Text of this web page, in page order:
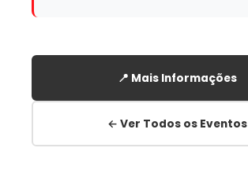
📍 Mais Informações
← Ver Todos os Eventos